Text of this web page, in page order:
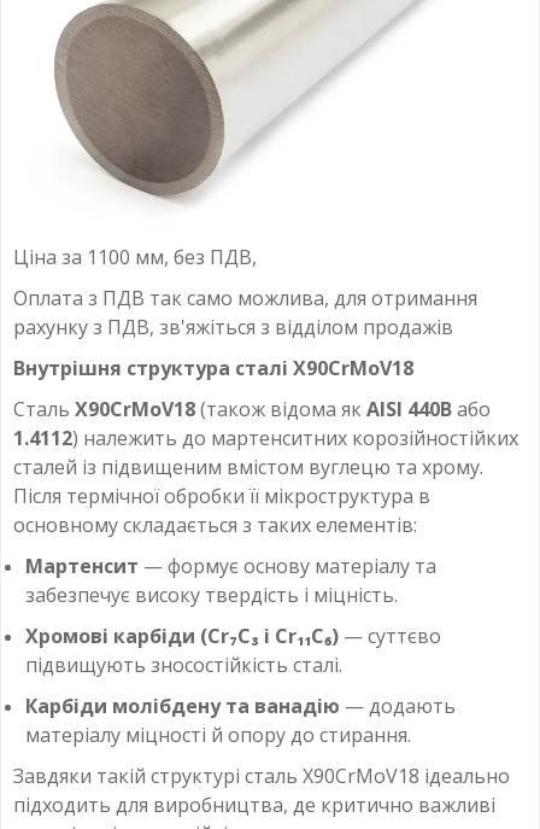
Ціна за 1100 мм, без ПДВ,
Оплата з ПДВ так само можлива, для отримання
рахунку з ПДВ, зв'яжіться з відділом продажів
Внутрішня структура сталі X90CrMoV18
Сталь X90CrMoV18(також відома як AISI 440Bабо
1.4112) належить до мартенситних корозійностійких
сталей із підвищеним вмістом вуглецю та хрому.
Після термічної обробки її мікроструктура в
основному складається з таких елементів:
Мартенсит — формує основу матеріалу та
забезпечує високу твердість і міцність.
Хромові карбіди (Cr₇C₃ і Cr₁₁C₆) — суттєво
підвищують зносостійкість сталі.
Карбіди молібдену та ванадію — додають
матеріалу міцності й опору до стирання.
Завдяки такій структурі сталь X90CrMoV18 ідеально
підходить для виробництва, де критично важливі